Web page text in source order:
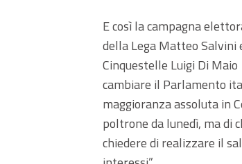
E così la campagna
della Lega Matteo Salvini
Cinquestelle Luigi Di
cambiare il Parlamento
maggioranza assoluta in
poltrone da lunedì, ma di
chiedere di realizzare il